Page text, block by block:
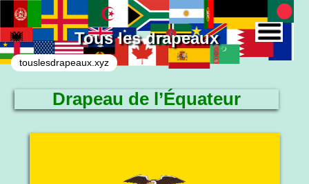
Tous les drapeaux
touslesdrapeaux.xyz
Drapeau de l’Équateur
Le drapeau national